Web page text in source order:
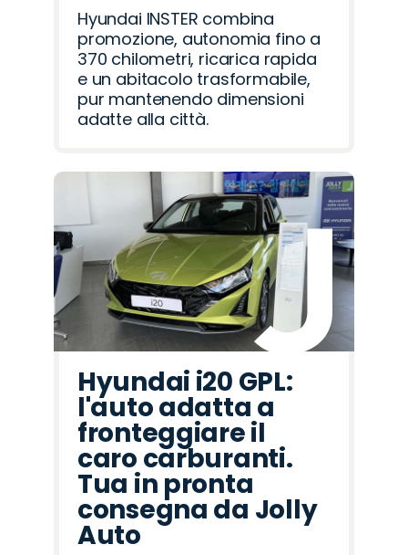
Hyundai INSTER combina
promozione, autonomia fino a
370 chilometri, ricarica rapida
e un abitacolo trasformabile,
pur mantenendo dimensioni
adatte alla città.
Hyundai i20 GPL:
l'auto adatta a
fronteggiare il
caro carburanti.
Tua in pronta
consegna da Jolly
Auto